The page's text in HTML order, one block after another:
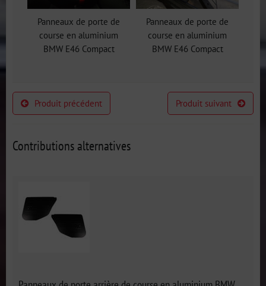
Panneaux de porte de
course en aluminium
BMW E46 Compact
Panneaux de porte de
course en aluminium
BMW E46 Compact
Produit précédent Produit suivant
Contributions alternatives